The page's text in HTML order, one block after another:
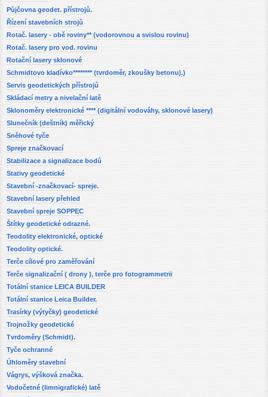
Půjčovna geodet. přístrojů.
Řízení stavebních strojů
Rotač. lasery - obě roviny** (vodorovnou a svislou rovinu)
Rotač. lasery pro vod. rovinu
Rotační lasery sklonové
Schmidtovo kladívko******** (tvrdoměr, zkoušky betonu).)
Servis geodetických přístrojů
Skládací metry a nivelační latě
Sklonoměry elektronické **** (digitální vodováhy, sklonové lasery)
Slunečník (deštník) měřický
Sněhové tyče
Spreje značkovací
Stabilizace a signalizace bodů
Stativy geodetické
Stavební -značkovací- spreje.
Stavební lasery přehled
Stavební spreje SOPPEC
Štítky geodetické odrazné.
Teodolity elektronické, optické
Teodolity optické.
Terče cílové pro zaměřování
Terče signalizační ( drony ), terče pro fotogrammetrii
Totální stanice LEICA BUILDER
Totální stanice Leica Builder.
Trasírky (výtyčky) geodetické
Trojnožky geodetické
Tvrdoměry (Schmidt).
Tyče ochranné
Úhloměry stavební
Vágrys, výšková značka.
Vodočetné (limnigrafické) latě